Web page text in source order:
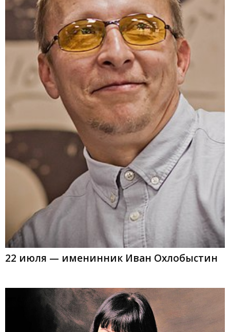
22 июля — именинник Иван Охлобыстин